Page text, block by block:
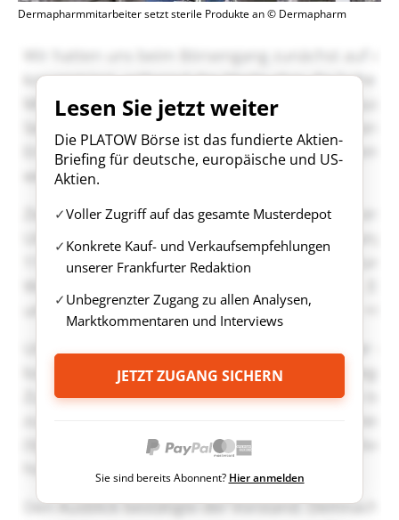
Dermapharmmitarbeiter setzt sterile Produkte an © Dermapharm
Lesen Sie jetzt weiter
Die PLATOW Börse ist das fundierte Aktien-
Briefing für deutsche, europäische und US-
Aktien.
Voller Zugriff auf das gesamte Musterdepot
Konkrete Kauf- und Verkaufsempfehlungen
unserer Frankfurter Redaktion
Unbegrenzter Zugang zu allen Analysen,
Marktkommentaren und Interviews
JETZT ZUGANG SICHERN
Sie sind bereits Abonnent? Hier anmelden